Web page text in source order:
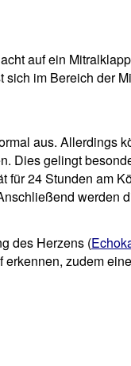
auf ein
im Bereich der
aus. Allerdings
Dies gelingt
für 24 Stunden am
werden
des Herzens (
zudem